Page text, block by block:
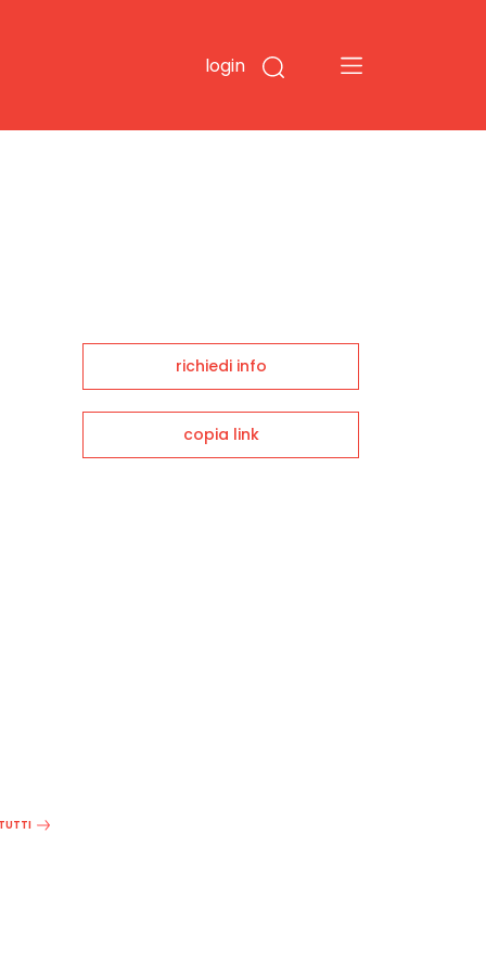
login
richiedi info
copia link